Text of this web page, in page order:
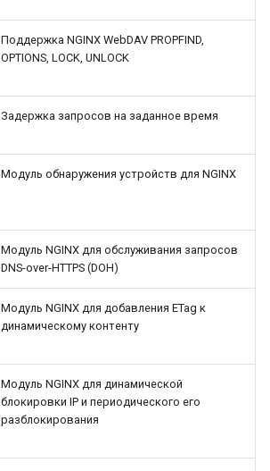
Поддержка NGINX WebDAV PROPFIND,
OPTIONS, LOCK, UNLOCK
Задержка запросов на заданное время
Модуль обнаружения устройств для NGINX
Модуль NGINX для обслуживания запросов
DNS-over-HTTPS (DOH)
Модуль NGINX для добавления ETag к
динамическому контенту
Модуль NGINX для динамической
блокировки IP и периодического его
разблокирования